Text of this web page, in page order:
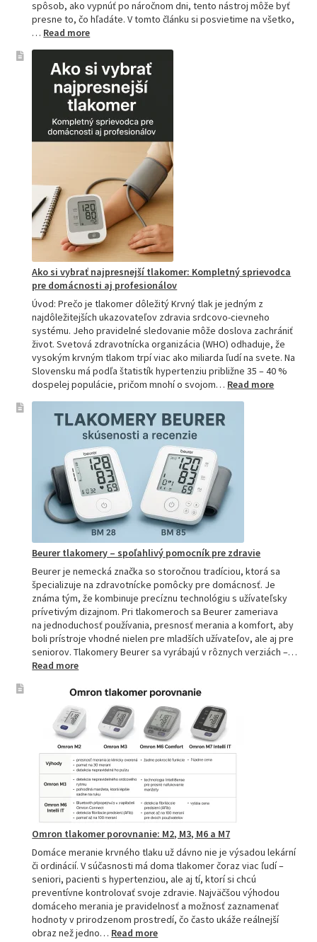
spôsob, ako vypnúť po náročnom dni, tento nástroj môže byť
presne to, čo hľadáte. V tomto článku si posvietime na všetko,
… Read more:
sprievodca
akupresúrnou
podložkou:
Ako
si
vybrať
tú
prečo
je
hitom
na
Slovensku?
Ako si vybrať najpresnejší tlakomer: Kompletný sprievodca
pre domácnosti aj profesionálov
Úvod: Prečo je tlakomer dôležitý Krvný tlak je jedným z
najdôležitejších ukazovateľov zdravia srdcovo-cievneho
systému. Jeho pravidelné sledovanie môže doslova zachrániť
život. Svetová zdravotnícka organizácia (WHO) odhaduje, že
vysokým krvným tlakom trpí viac ako miliarda ľudí na svete. Na
Slovensku má podľa štatistík hypertenziu približne 35 – 40 %
dospelej populácie, pričom mnohí o svojom… Read more:
Beurer tlakomery – spoľahlivý pomocník pre zdravie
Beurer je nemecká značka so storočnou tradíciou, ktorá sa
špecializuje na zdravotnícke pomôcky pre domácnosť. Je
známa tým, že kombinuje precíznu technológiu s užívateľsky
prívetivým dizajnom. Pri tlakomeroch sa Beurer zameriava
na jednoduchosť používania, presnosť merania a komfort, aby
boli prístroje vhodné nielen pre mladších užívateľov, ale aj pre
seniorov. Tlakomery Beurer sa vyrábajú v rôznych verziách –…
Read more:
tlakomery
spoľahlivý
pomocník
pre
zdravie
Omron tlakomer porovnanie: M2, M3, M6 a M7
Domáce meranie krvného tlaku už dávno nie je výsadou lekární
či ordinácií. V súčasnosti má doma tlakomer čoraz viac ľudí –
seniori, pacienti s hypertenziou, ale aj tí, ktorí si chcú
preventívne kontrolovať svoje zdravie. Najväčšou výhodou
domáceho merania je pravidelnosť a možnosť zaznamenať
hodnoty v prirodzenom prostredí, čo často ukáže reálnejší
obraz než jedno… Read more: